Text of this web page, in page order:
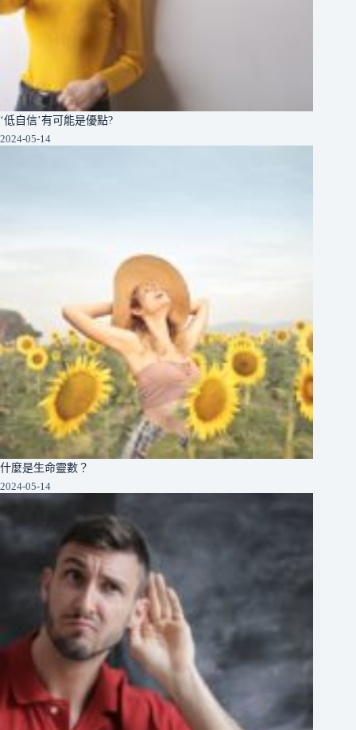
‘低自信’有可能是優點?
2024-05-14
什麼是生命靈數？
2024-05-14